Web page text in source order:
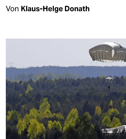
Von Klaus-Helge Donath